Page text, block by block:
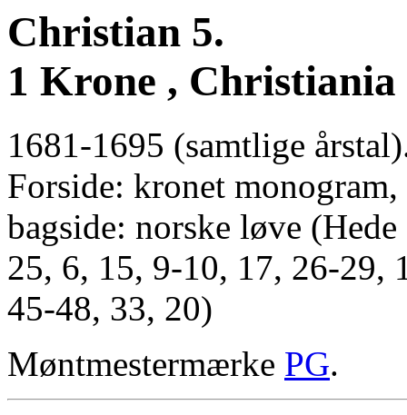
Christian 5.
1 Krone , Christiania
1681-1695 (samtlige
Forside: kronet monogram,
bagside: norske løve
25, 6, 15, 9-10, 17, 26-29,
45-48, 33, 20)
Møntmestermærke PG.